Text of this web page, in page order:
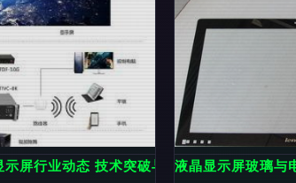
屏行业动态 技术突破与市场拓展双轮驱动
液晶显示屏玻璃与